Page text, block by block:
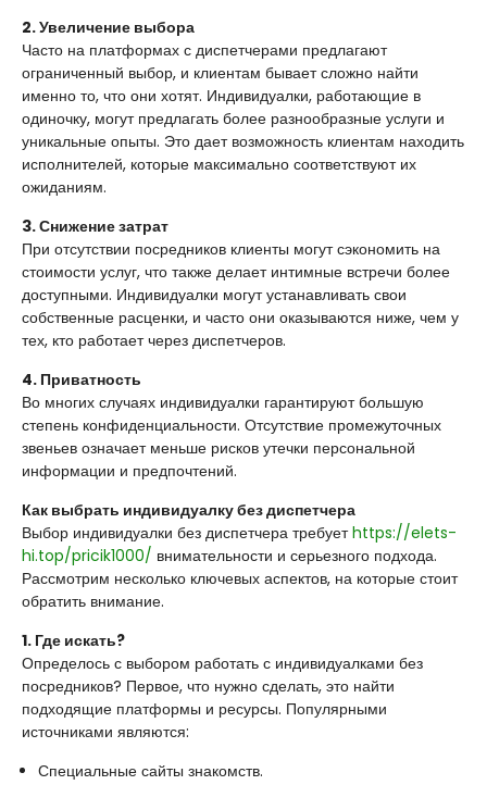
2. Увеличение выбора
Часто на платформах с диспетчерами предлагают
ограниченный выбор, и клиентам бывает сложно найти
именно то, что они хотят. Индивидуалки, работающие в
одиночку, могут предлагать более разнообразные услуги и
уникальные опыты. Это дает возможность клиентам находить
исполнителей, которые максимально соответствуют их
ожиданиям.
3. Снижение затрат
При отсутствии посредников клиенты могут сэкономить на
стоимости услуг, что также делает интимные встречи более
доступными. Индивидуалки могут устанавливать свои
собственные расценки, и часто они оказываются ниже, чем у
тех, кто работает через диспетчеров.
4. Приватность
Во многих случаях индивидуалки гарантируют большую
степень конфиденциальности. Отсутствие промежуточных
звеньев означает меньше рисков утечки персональной
информации и предпочтений.
Как выбрать индивидуалку без диспетчера
Выбор индивидуалки без диспетчера требуетhttps://elets-
hi.top/pricik1000/ внимательности и серьезного подхода.
Рассмотрим несколько ключевых аспектов, на которые стоит
обратить внимание.
1. Где искать?
Определось с выбором работать с индивидуалками без
посредников? Первое, что нужно сделать, это найти
подходящие платформы и ресурсы. Популярными
источниками являются:
Специальные сайты знакомств.